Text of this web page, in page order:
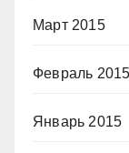
Март 2015
Февраль 2015
Январь 2015